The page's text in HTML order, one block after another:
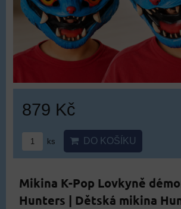
879 Kč
ks DO KOŠÍKU
Mikina K-Pop Lovkyně
Hunters | Dětská mikina